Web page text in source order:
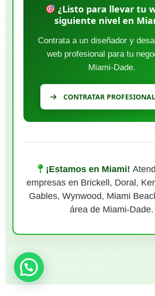
¿Listo para llevar tu
siguiente nivel en
Contrata a un diseñador y
web profesional para tu
Miami-Dade.
CONTRATAR
¡Estamos en Miami!
empresas en Brickell, Doral,
Gables, Wynwood, Miami
área de Miami-Dade.